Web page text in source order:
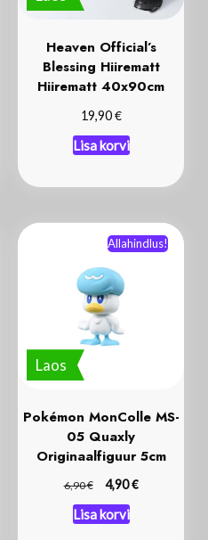
Heaven Official’s
Blessing Hiirematt
Hiirematt 40x90cm
19,90€
Lisa korvi
Laos
Allahindlus!
Pokémon MonColle MS-
05 Quaxly
Originaalfiguur 5cm
6,90€ 4,90€
Lisa korvi